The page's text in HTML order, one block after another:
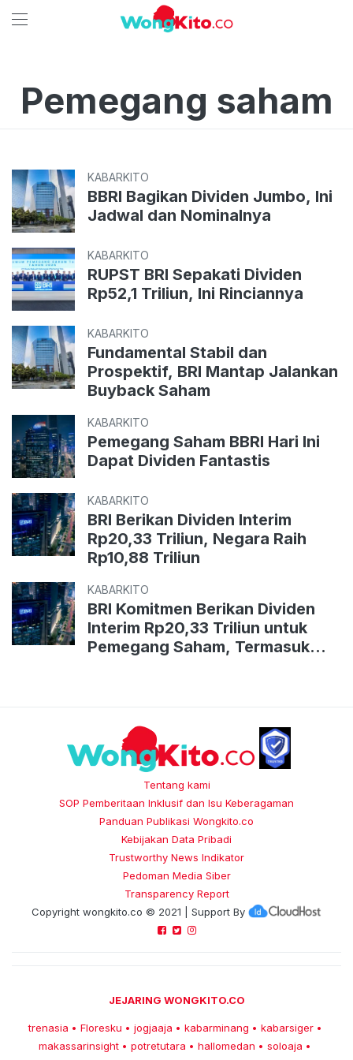
Pemegang saham
KABARKITO
BBRI Bagikan Dividen Jumbo, Ini
Jadwal dan Nominalnya
KABARKITO
RUPST BRI Sepakati Dividen
Rp52,1 Triliun, Ini Rinciannya
KABARKITO
Fundamental Stabil dan
Prospektif, BRI Mantap Jalankan
Buyback Saham
KABARKITO
Pemegang Saham BBRI Hari Ini
Dapat Dividen Fantastis
KABARKITO
BRI Berikan Dividen Interim
Rp20,33 Triliun, Negara Raih
Rp10,88 Triliun
KABARKITO
BRI Komitmen Berikan Dividen
Interim Rp20,33 Triliun untuk
Pemegang Saham, Termasuk
Tentang kami
SOP Pemberitaan Inklusif dan Isu Keberagaman
Panduan Publikasi Wongkito.co
Kebijakan Data Pribadi
Trustworthy News Indikator
Pedoman Media Siber
Transparency Report
Copyright wongkito.co © 2021 | Support By
JEJARING WONGKITO.CO
trenasia • Floresku • jogjaaja • kabarminang • kabarsiger •
makassarinsight • potretutara • hallomedan • soloaja •